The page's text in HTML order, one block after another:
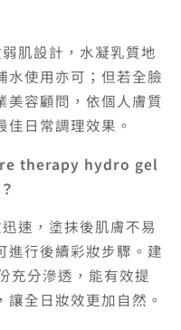
肌設計，水凝乳質地
水使用亦可；但若全臉
美容顧問，依個人膚質
日常調理效果。
therapy hydro gel
速，塗抹後肌膚不易
進行後續彩妝步驟。建
充分滲透，能有效提
全日妝效更加自然。